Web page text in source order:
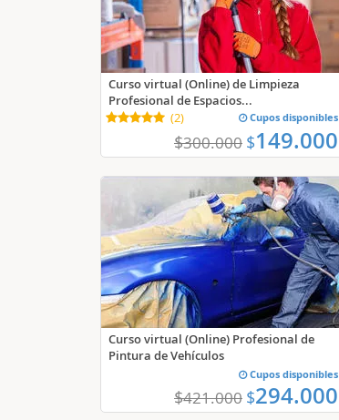
Curso virtual (Online) de Limpieza
Profesional de Espacios...
(2) Cupos disponibles
$300.000 $149.000
Curso virtual (Online) Profesional de
Pintura de Vehículos
Cupos disponibles
$421.000 $294.000